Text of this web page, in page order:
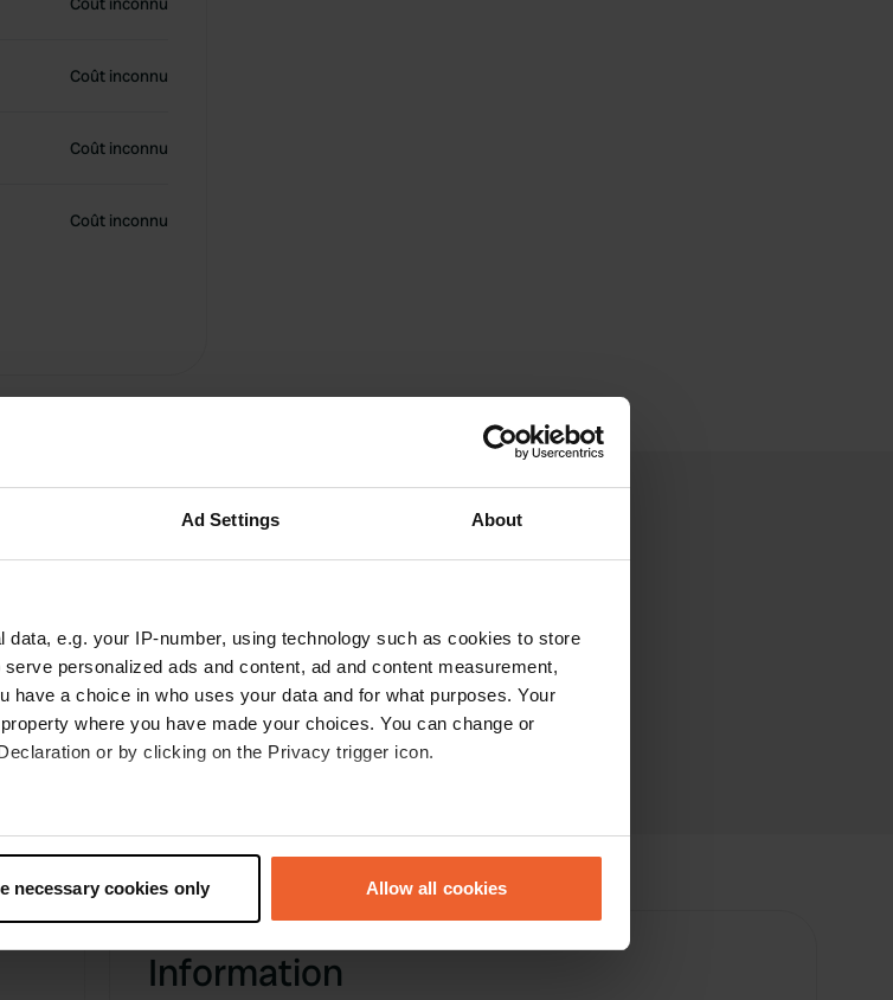
Ad Settings About
data, e.g. your IP-number, using technology such as cookies to store
personalized ads and content, ad and content measurement,
have a choice in who uses your data and for what purposes. Your
where you have made your choices. You can change or
or by clicking on the Privacy trigger icon.
which can be accurate to within several meters
and set your preferences in the
provide social media features and to analyse our traffic. We also share
media, advertising and analytics partners who may combine it with
necessary cookies only Allow all cookies
Coût inconnu
Coût inconnu
Coût inconnu
venu ici ? Dites aux autres ce que
vous en pensez.
Information